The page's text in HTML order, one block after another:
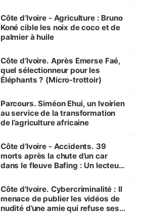
Côte d’Ivoire - Agriculture : Bruno
Koné cible les noix de coco et de
palmier à huile
Côte d’Ivoire. Après Emerse Faé,
quel sélectionneur pour les
Éléphants ? (Micro-trottoir)
Parcours. Siméon Ehui, un Ivoirien
au service de la transformation
de l’agriculture africaine
Côte d’Ivoire - Accidents. 39
morts après la chute d’un car
dans le fleuve Bafing : Un lecteur
des Transports
Côte d'Ivoire. Cybercriminalité : Il
menace de publier les vidéos de
nudité d’une amie qui refuse ses